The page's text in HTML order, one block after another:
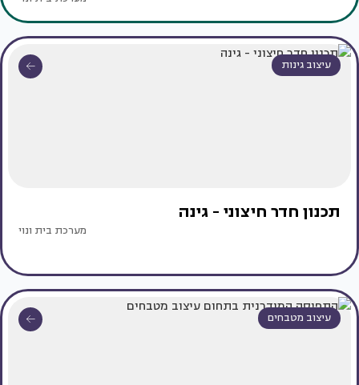
עיצוב גינות
תכנון חדר חיצוני - גינה
מערכת בית ונוי
עיצוב מטבחים